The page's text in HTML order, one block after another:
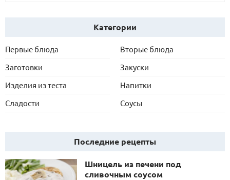
Категории
Первые блюда
Вторые блюда
Заготовки
Закуски
Изделия из теста
Напитки
Сладости
Соусы
Последние рецепты
Шницель из печени под
сливочным соусом